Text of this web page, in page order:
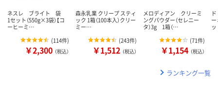
ネスレ ブライト 袋
1セット（550g×3袋）【コ
ーヒーミ…
(114件)
￥2,300 （税込）
森永乳業 クリープ スティ
ック 1箱（100本入）クリー
ミー…
(243件)
￥1,512 （税込）
メロディアン クリーミ
ングパウダー（セレニー
タ）3g 1箱（…
(71件)
￥1,154 （税込）
ランキング一覧